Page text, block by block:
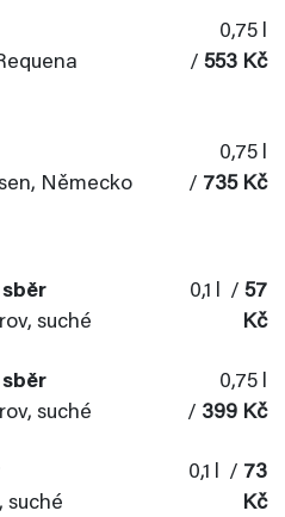
0,75 l
/ 553 Kč
Německo
0,75 l
/ 735 Kč
suché
0,1 l / 57
Kč
suché
0,75 l
/ 399 Kč
suché
0,1 l / 73
Kč